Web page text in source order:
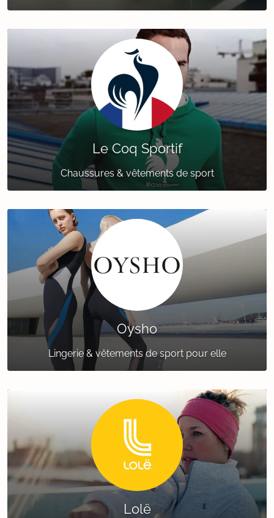
Le Coq Sportif
Chaussures & vêtements de sport
Oysho
Lingerie & vêtements de sport pour elle
Lolë